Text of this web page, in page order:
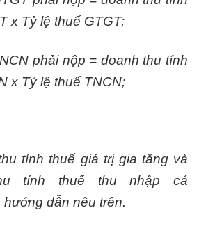
x Tỷ lệ thuế GTGT;
phải nộp = doanh thu tính
x Tỷ lệ thuế TNCN;
tính thuế giá trị gia tăng và
tính thuế thu nhập cá
hướng dẫn nêu trên.